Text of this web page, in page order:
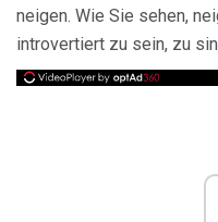
neigen. Wie Sie sehen,
introvertiert zu sein, zu